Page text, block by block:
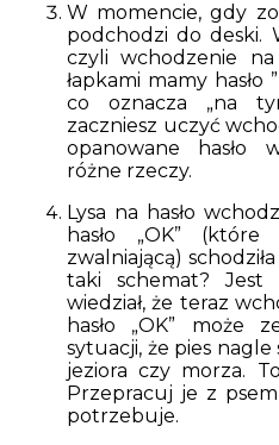
W momencie, gdy
podchodzi do deski.
czyli wchodzenie
łapkami mamy hasło
co oznacza „na
zaczniesz uczyć
opanowane hasło
różne rzeczy.
Lysa na hasło
hasło „OK”
zwalniającą)
taki schemat? Jest
wiedział, że teraz
hasło „OK” może
sytuacji, że pies
jeziora czy morza.
Przepracuj je z
potrzebuje.